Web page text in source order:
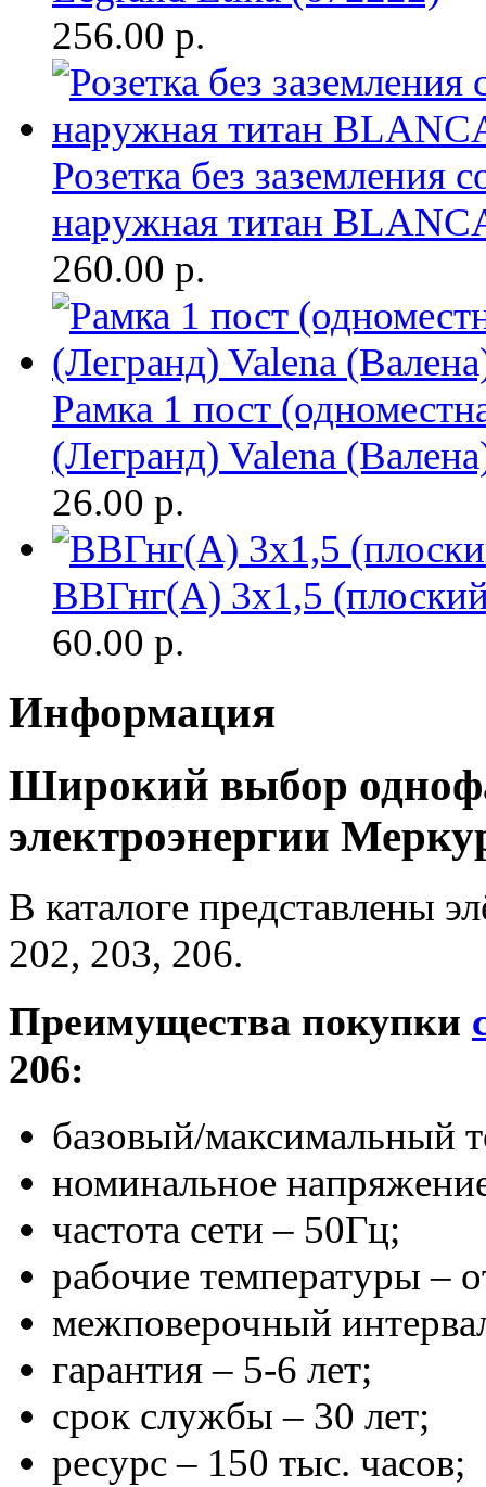
256.00 р.
Розетка без
наружная титан
260.00 р.
Рамка 1 пост
(Легранд) Valena
26.00 р.
ВВГнг(A) 3х1,5
60.00 р.
Информация
Широкий выбор
электроэнергии
В каталоге представлены
202, 203, 206.
Преимущества покупки
206:
базовый/максимальный
номинальное
частота сети – 50Гц;
рабочие температуры –
межповерочный
гарантия – 5-6 лет;
срок службы – 30 лет;
ресурс – 150 тыс. часов;